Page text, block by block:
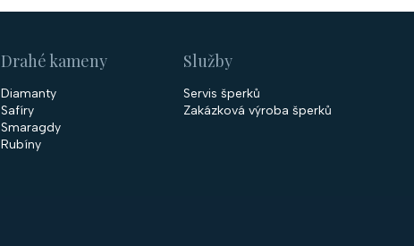
Drahé kameny
Diamanty
Safíry
Smaragdy
Rubíny
Služby
Servis šperků
Zakázková výroba šperků